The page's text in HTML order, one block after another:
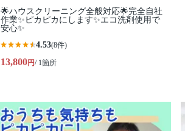
🌟ハウスクリーニング全般対応🌟完全自社
作業✨️ピカピカにします✨️エコ洗剤使用で
安心✨
4.53(8件)
13,800円/ 1箇所